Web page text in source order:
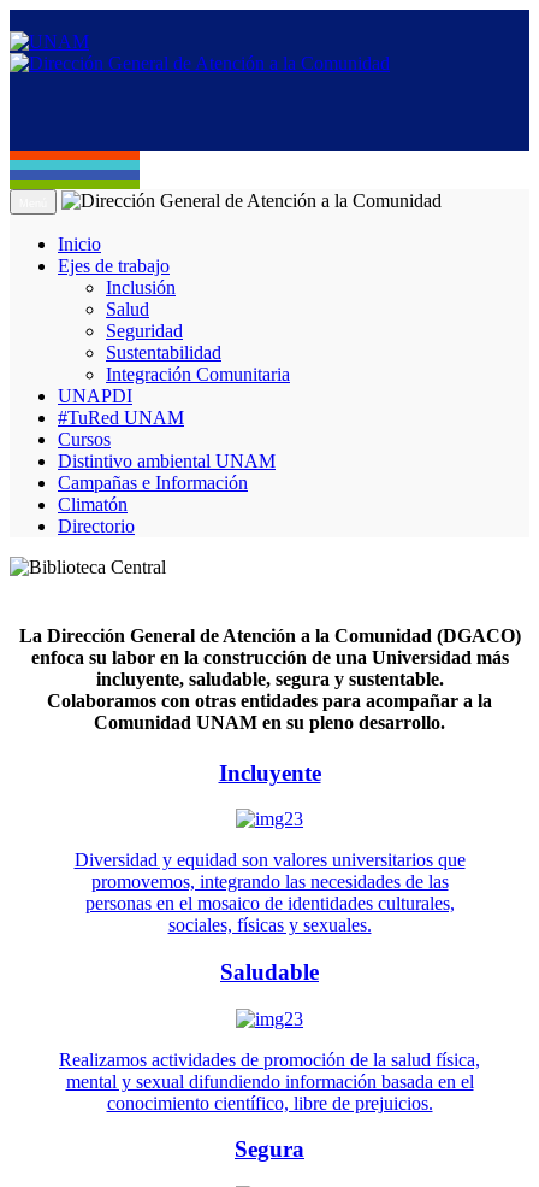
Inicio
Ejes de trabajo
Inclusión
Salud
Seguridad
Sustentabilidad
Integración Comunitaria
UNAPDI
#TuRed UNAM
Cursos
Distintivo ambiental UNAM
Campañas e Información
Climatón
Directorio
La Dirección General de Atención a la Comunidad (DGACO)
enfoca su labor en la construcción de una Universidad más
incluyente, saludable, segura y sustentable.
Colaboramos con otras entidades para acompañar a la
Comunidad UNAM en su pleno desarrollo.
Incluyente
Diversidad y equidad son valores universitarios que
promovemos, integrando las necesidades de las
personas en el mosaico de identidades culturales,
sociales, físicas y sexuales.
Saludable
Realizamos actividades de promoción de la salud física,
mental y sexual difundiendo información basada en el
conocimiento científico, libre de prejuicios.
Segura